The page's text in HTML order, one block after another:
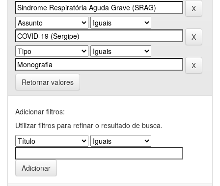
Retornar valores
Adicionar filtros:
Utilizar filtros para refinar o resultado de busca.